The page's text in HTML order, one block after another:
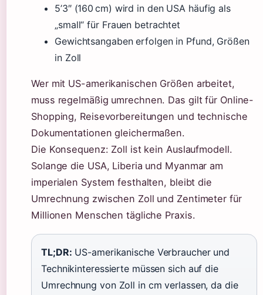
5’3″ (160 cm) wird in den USA häufig als
„small“ für Frauen betrachtet
Gewichtsangaben erfolgen in Pfund, Größen
in Zoll
Wer mit US-amerikanischen Größen arbeitet,
muss regelmäßig umrechnen. Das gilt für Online-
Shopping, Reisevorbereitungen und technische
Dokumentationen gleichermaßen.
Die Konsequenz: Zoll ist kein Auslaufmodell.
Solange die USA, Liberia und Myanmar am
imperialen System festhalten, bleibt die
Umrechnung zwischen Zoll und Zentimeter für
Millionen Menschen tägliche Praxis.
TL;DR: US-amerikanische Verbraucher und
Technikinteressierte müssen sich auf die
Umrechnung von Zoll in cm verlassen, da die